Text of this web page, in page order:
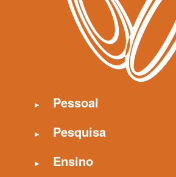
Pessoal
Pesquisa
Ensino